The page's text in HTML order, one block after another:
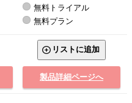
無料トライアル
無料プラン
リストに追加
製品詳細ページへ